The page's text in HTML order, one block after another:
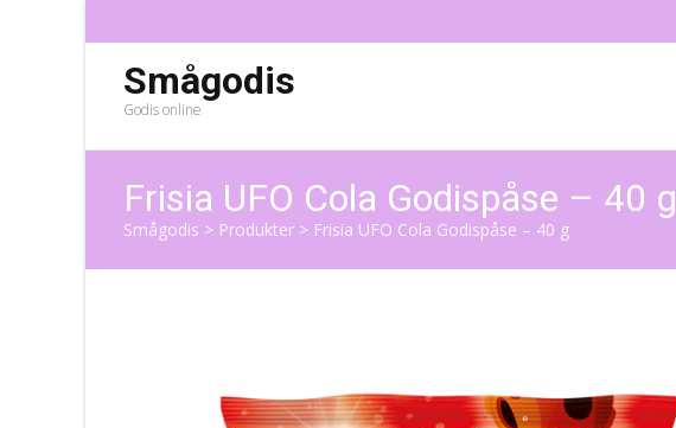
Smågodis
Godis online
Frisia UFO Cola Godispåse – 40 g
Smågodis > Produkter > Frisia UFO Cola Godispåse – 40 g